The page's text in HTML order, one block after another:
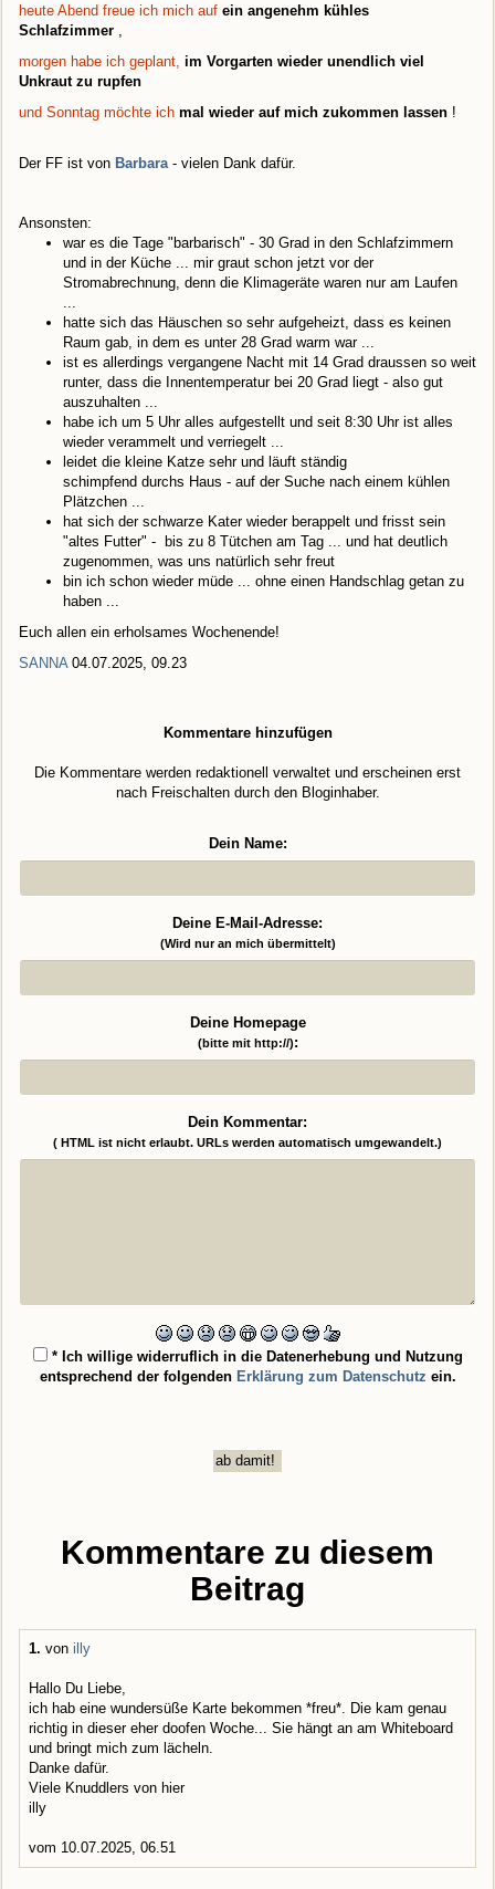
heute Abend freue ich mich auf ein angenehm kühles
Schlafzimmer
morgen habe ich geplant, im Vorgarten wieder unendlich viel
Unkraut zu rupfen
und Sonntag möchte ich mal wieder auf mich zukommen lassen !
Der FF ist von Barbara - vielen Dank dafür.
Ansonsten:
war es die Tage "barbarisch" - 30 Grad in den Schlafzimmern
und in der Küche ... mir graut schon jetzt vor der
Stromabrechnung, denn die Klimageräte waren nur am Laufen
hatte sich das Häuschen so sehr aufgeheizt, dass es keinen
Raum gab, in dem es unter 28 Grad warm war ...
ist es allerdings vergangene Nacht mit 14 Grad draussen so weit
runter, dass die Innentemperatur bei 20 Grad liegt - also gut
auszuhalten ...
habe ich um 5 Uhr alles aufgestellt und seit 8:30 Uhr ist alles
wieder verammelt und verriegelt ...
leidet die kleine Katze sehr und läuft ständig
schimpfend durchs Haus - auf der Suche nach einem kühlen
Plätzchen ...
hat sich der schwarze Kater wieder berappelt und frisst sein
"altes Futter" - bis zu 8 Tütchen am Tag ... und hat deutlich
zugenommen, was uns natürlich sehr freut
bin ich schon wieder müde ... ohne einen Handschlag getan zu
haben ...
Euch allen ein erholsames Wochenende!
SANNA 04.07.2025, 09.23
Kommentare hinzufügen
Die Kommentare werden redaktionell verwaltet und erscheinen erst
nach Freischalten durch den Bloginhaber.
Dein Name:
Deine E-Mail-Adresse:
(Wird nur an mich übermittelt)
Deine Homepage
(bitte mit http://):
Dein Kommentar:
( HTML ist nicht erlaubt. URLs werden automatisch umgewandelt.)
* Ich willige widerruflich in die Datenerhebung und Nutzung
entsprechend der folgenden Erklärung zum Datenschutz ein.
Kommentare zu diesem
Beitrag
1. von illy
Hallo Du Liebe,
ich hab eine wundersüße Karte bekommen *freu*. Die kam genau
richtig in dieser eher doofen Woche... Sie hängt an am Whiteboard
und bringt mich zum lächeln.
Danke dafür.
Viele Knuddlers von hier
illy
vom 10.07.2025, 06.51